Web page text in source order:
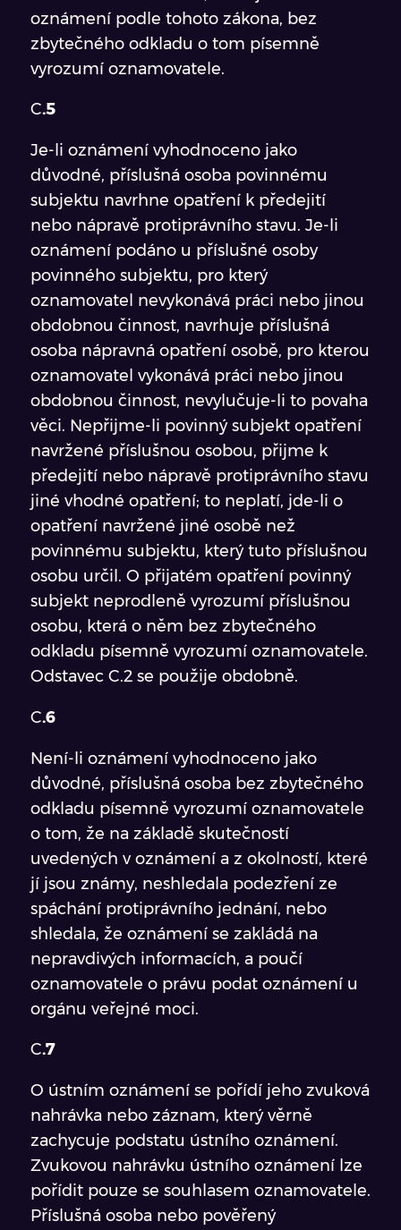
oznámení podle tohoto zákona, bez
zbytečného odkladu o tom písemně
vyrozumí oznamovatele.
C.5
Je-li oznámení vyhodnoceno jako
důvodné, příslušná osoba povinnému
subjektu navrhne opatření k předejití
nebo nápravě protiprávního stavu. Je-li
oznámení podáno u příslušné osoby
povinného subjektu, pro který
oznamovatel nevykonává práci nebo jinou
obdobnou činnost, navrhuje příslušná
osoba nápravná opatření osobě, pro kterou
oznamovatel vykonává práci nebo jinou
obdobnou činnost, nevylučuje-li to povaha
věci. Nepřijme-li povinný subjekt opatření
navržené příslušnou osobou, přijme k
předejití nebo nápravě protiprávního stavu
jiné vhodné opatření; to neplatí, jde-li o
opatření navržené jiné osobě než
povinnému subjektu, který tuto příslušnou
osobu určil. O přijatém opatření povinný
subjekt neprodleně vyrozumí příslušnou
osobu, která o něm bez zbytečného
odkladu písemně vyrozumí oznamovatele.
Odstavec C.2 se použije obdobně.
C.6
Není-li oznámení vyhodnoceno jako
důvodné, příslušná osoba bez zbytečného
odkladu písemně vyrozumí oznamovatele
o tom, že na základě skutečností
uvedených v oznámení a z okolností, které
jí jsou známy, neshledala podezření ze
spáchání protiprávního jednání, nebo
shledala, že oznámení se zakládá na
nepravdivých informacích, a poučí
oznamovatele o právu podat oznámení u
orgánu veřejné moci.
C.7
O ústním oznámení se pořídí jeho zvuková
nahrávka nebo záznam, který věrně
zachycuje podstatu ústního oznámení.
Zvukovou nahrávku ústního oznámení lze
pořídit pouze se souhlasem oznamovatele.
Příslušná osoba nebo pověřený